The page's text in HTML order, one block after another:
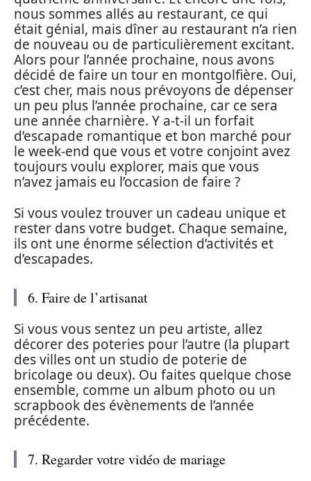
nous sommes allés au restaurant, ce qui
était génial, mais dîner au restaurant n’a rien
de nouveau ou de particulièrement excitant.
Alors pour l’année prochaine, nous avons
décidé de faire un tour en montgolfière. Oui,
c’est cher, mais nous prévoyons de dépenser
un peu plus l’année prochaine, car ce sera
une année charnière. Y a-t-il un forfait
d’escapade romantique et bon marché pour
le week-end que vous et votre conjoint avez
toujours voulu explorer, mais que vous
n’avez jamais eu l’occasion de faire ?
Si vous voulez trouver un cadeau unique et
rester dans votre budget. Chaque semaine,
ils ont une énorme sélection d’activités et
d’escapades.
6. Faire de l’artisanat
Si vous vous sentez un peu artiste, allez
décorer des poteries pour l’autre (la plupart
des villes ont un studio de poterie de
bricolage ou deux). Ou faites quelque chose
ensemble, comme un album photo ou un
scrapbook des évènements de l’année
précédente.
7. Regarder votre vidéo de mariage